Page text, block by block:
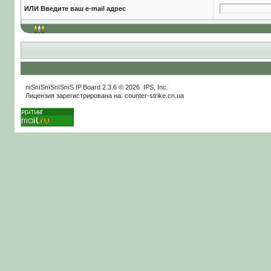
ИЛИ Введите ваш e-mail адрес
пїЅпїЅпїЅпїЅпїЅ IP.Board2.3.6 © 2026 IPS, Inc
Лицензия зарегистрирована на: counter-strike.cn.ua